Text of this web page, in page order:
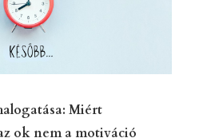
Miért
ok nem a motiváció